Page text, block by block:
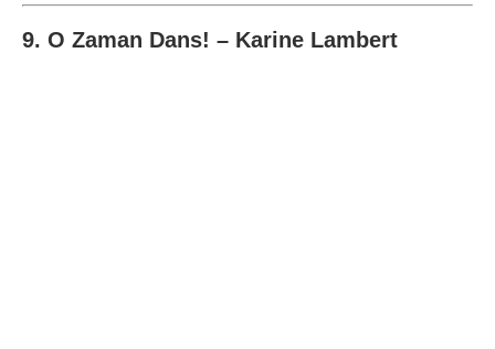
9. O Zaman Dans! – Karine Lambert